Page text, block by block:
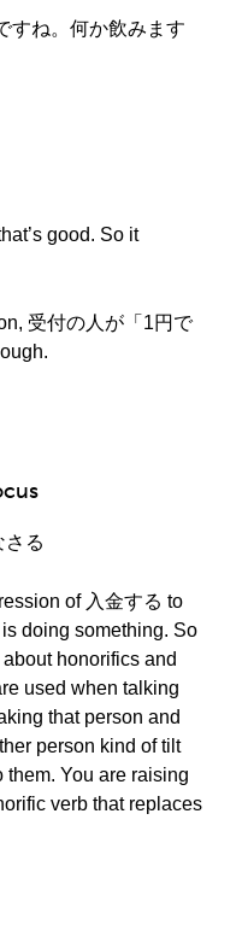
すね。何か飲みます
good. So it
受付の人が「1円で
さる
of 入金する to
doing something. So
honorifics and
used when talking
that person and
person kind of tilt
them. You are raising
verb that replaces